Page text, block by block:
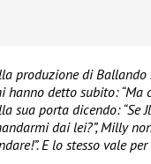
produzione di Ballando
hanno detto subito: “Ma
sua porta dicendo: “Se
dai lei?”, Milly
E lo stesso vale